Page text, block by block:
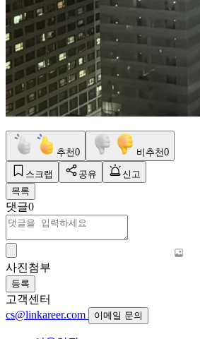
추천0 비추천0
스크랩 공유
신고
목록
댓글0
사진첨부
등록
고객센터
cs@linkareer.com
이메일 문의